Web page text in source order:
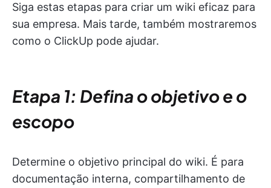
Siga estas etapas para criar um wiki eficaz para
sua empresa. Mais tarde, também mostraremos
como o ClickUp pode ajudar.
Etapa 1: Defina o objetivo e o
escopo
Determine o objetivo principal do wiki. É para
documentação interna, compartilhamento de